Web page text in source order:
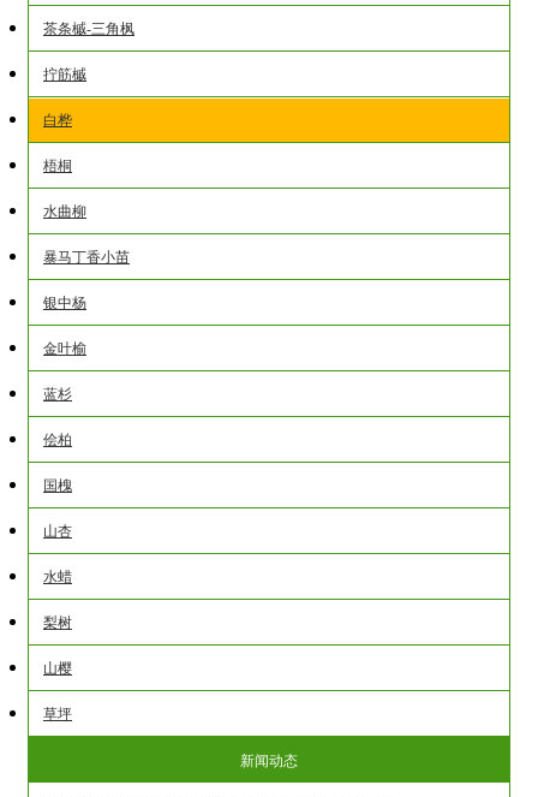
茶条槭-三角枫
拧筋槭
白桦
梧桐
水曲柳
暴马丁香小苗
银中杨
金叶榆
蓝杉
侩柏
国槐
山杏
水蜡
梨树
山樱
草坪
新闻动态